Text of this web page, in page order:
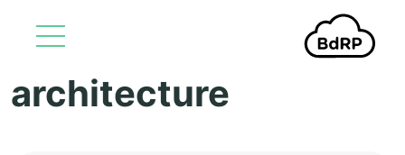
Aller au contenu principal
architecture